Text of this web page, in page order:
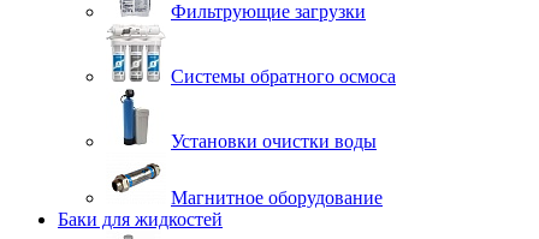
Фильтрующие загрузки
Системы обратного осмоса
Установки очистки воды
Магнитное оборудование
Баки для жидкостей